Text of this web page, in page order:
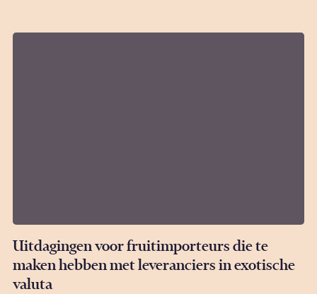
Uitdagingen voor fruitimporteurs die te
maken hebben met leveranciers in exotische
valuta